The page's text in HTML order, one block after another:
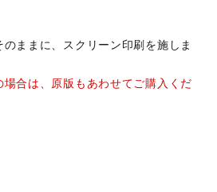
ままに、スクリーン印刷を施しま
合は、原版もあわせてご購入くだ